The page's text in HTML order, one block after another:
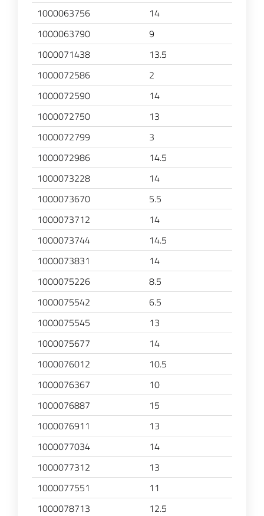
1000063756
14
1000063790
9
1000071438
13.5
1000072586
2
1000072590
14
1000072750
13
1000072799
3
1000072986
14.5
1000073228
14
1000073670
5.5
1000073712
14
1000073744
14.5
1000073831
14
1000075226
8.5
1000075542
6.5
1000075545
13
1000075677
14
1000076012
10.5
1000076367
10
1000076887
15
1000076911
13
1000077034
14
1000077312
13
1000077551
11
1000078713
12.5